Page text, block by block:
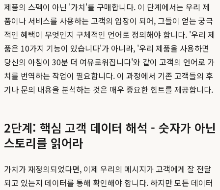
제품의 스펙이 아닌 '가치'를 구매합니다. 이 단계에서는 우리 제
품이나 서비스를 사용하는 고객의 입장이 되어, 그들이 얻는 궁극
적인 혜택이 무엇인지 구체적인 언어로 정의해야 합니다. '우리 제
품은 10가지 기능이 있습니다'가 아니라, '우리 제품을 사용하면
당신의 아침이 30분 더 여유로워집니다'와 같이 고객의 언어로 가
치를 번역하는 작업이 필요합니다. 이 과정에서 기존 고객들의 후
기나 문의 내용을 분석하는 것은 매우 중요한 힌트를 제공합니다.
2단계: 핵심 고객 데이터 해석 - 숫자가 아닌
스토리를 읽어라
가치가 재정의되었다면, 이제 우리의 메시지가 고객에게 잘 전달
되고 있는지 데이터를 통해 확인해야 합니다. 하지만 모든 데이터